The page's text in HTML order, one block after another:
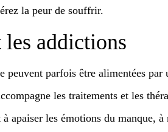
la peur de souffrir.
les addictions
peuvent parfois être alimentées
les traitements et les
les émotions du manque,